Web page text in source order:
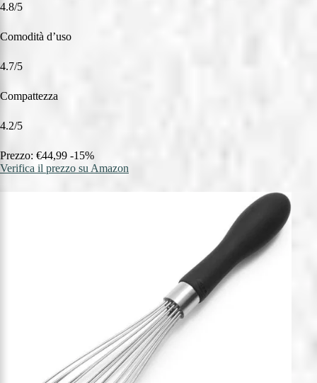
4.8/5
Comodità d’uso
4.7/5
Compattezza
4.2/5
Prezzo: €44,99 -15%
Verifica il prezzo su Amazon